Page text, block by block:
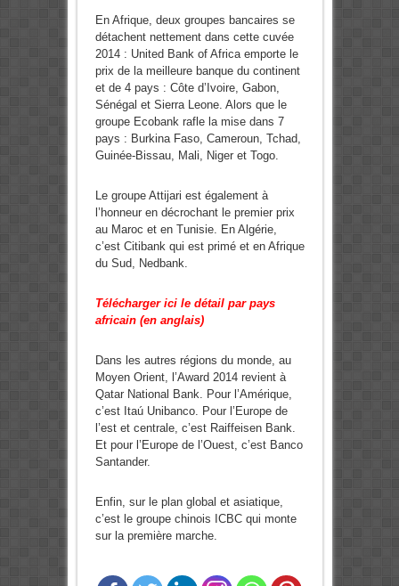
En Afrique, deux groupes bancaires se
détachent nettement dans cette cuvée
2014 : United Bank of Africa emporte le
prix de la meilleure banque du continent
et de 4 pays : Côte d’Ivoire, Gabon,
Sénégal et Sierra Leone. Alors que le
groupe Ecobank rafle la mise dans 7
pays : Burkina Faso, Cameroun, Tchad,
Guinée-Bissau, Mali, Niger et Togo.
Le groupe Attijari est également à
l’honneur en décrochant le premier prix
au Maroc et en Tunisie. En Algérie,
c’est Citibank qui est primé et en Afrique
du Sud, Nedbank.
Télécharger ici le détail par pays
africain (en anglais)
Dans les autres régions du monde, au
Moyen Orient, l’Award 2014 revient à
Qatar National Bank. Pour l’Amérique,
c’est Itaú Unibanco. Pour l’Europe de
l’est et centrale, c’est Raiffeisen Bank.
Et pour l’Europe de l’Ouest, c’est Banco
Santander.
Enfin, sur le plan global et asiatique,
c’est le groupe chinois ICBC qui monte
sur la première marche.